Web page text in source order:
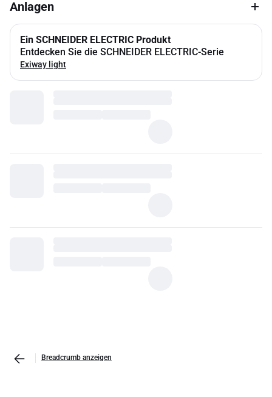
Anlagen
Ein SCHNEIDER ELECTRIC Produkt
Entdecken Sie die SCHNEIDER ELECTRIC-Serie
Exiway light
Breadcrumb anzeigen